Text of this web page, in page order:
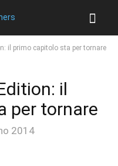
il primo capitolo sta per tornare
il
per tornare
2014